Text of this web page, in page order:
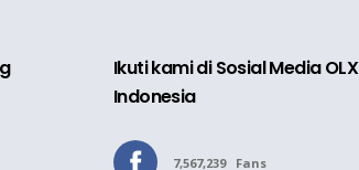
Ikuti kami di Sosial Media OLX
Indonesia
7,567,239 Fans